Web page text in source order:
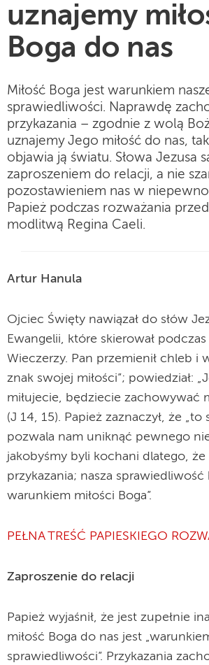
uznajemy
Boga do nas
Miłość Boga jest warunkiem
sprawiedliwości. Naprawdę
przykazania – zgodnie z wolą
uznajemy Jego miłość do nas,
objawia ją światu. Słowa Jezusa
zaproszeniem do relacji, a nie
pozostawieniem nas w
Papież podczas rozważania
modlitwą Regina Caeli.
Artur Hanula
Ojciec Święty nawiązał do słów
Ewangelii, które skierował
Wieczerzy. Pan przemienił chleb i
znak swojej miłości”; powiedział:
miłujecie, będziecie zachowywać
(J 14, 15). Papież zaznaczył, że
pozwala nam uniknąć pewnego
jakobyśmy byli kochani dlatego,
przykazania; nasza sprawiedliwość
warunkiem miłości Boga”.
PEŁNA TREŚĆ PAPIESKIEGO
Zaproszenie do relacji
Papież wyjaśnił, że jest zupełnie
miłość Boga do nas jest
sprawiedliwości”. Przykazania